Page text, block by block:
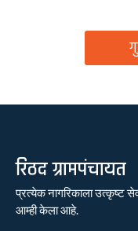
रिठद ग्रामपंचायत
प्रत्येक नागरिकाला उत्कृष्ट
आम्ही केला आहे.